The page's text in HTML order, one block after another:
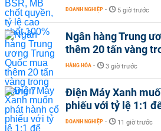
DOANH NGHIỆP - 5 giờ trước
Ngân hàng Trung
thêm 20 tấn vàng
HÀNG HÓA - 3 giờ trước
Điện Máy Xanh
phiếu với tỷ lệ 1:1
DOANH NGHIỆP - 11 giờ trước